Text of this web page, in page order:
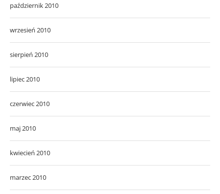
październik 2010
wrzesień 2010
sierpień 2010
lipiec 2010
czerwiec 2010
maj 2010
kwiecień 2010
marzec 2010